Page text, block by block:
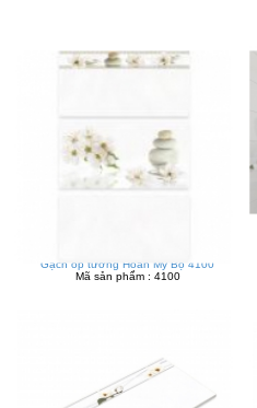
Gạch ốp tường Hoàn Mỹ Bộ 4100
Mã sản phẩm : 4100